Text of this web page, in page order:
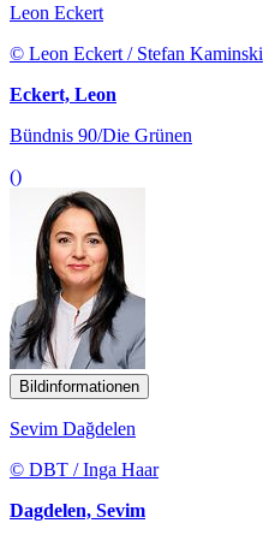
Leon Eckert
© Leon Eckert / Stefan Kaminski
Eckert, Leon
Bündnis 90/Die Grünen
()
Bildinformationen
Sevim Dağdelen
© DBT / Inga Haar
Dagdelen, Sevim